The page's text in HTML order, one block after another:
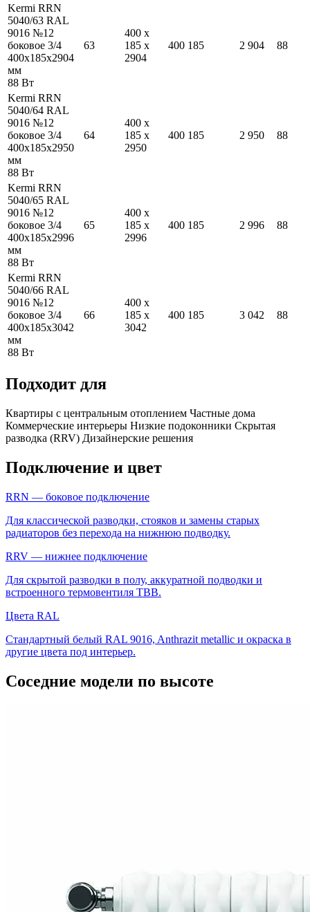
Kermi RRN
5040/63 RAL
9016 №12
боковое 3/4
400x185x2904
мм
88 Вт
63
400 x
185 x
2904
400 185 2 904 88
Kermi RRN
5040/64 RAL
9016 №12
боковое 3/4
400x185x2950
мм
88 Вт
64
400 x
185 x
2950
400 185 2 950 88
Kermi RRN
5040/65 RAL
9016 №12
боковое 3/4
400x185x2996
мм
88 Вт
65
400 x
185 x
2996
400 185 2 996 88
Kermi RRN
5040/66 RAL
9016 №12
боковое 3/4
400x185x3042
мм
88 Вт
66
400 x
185 x
3042
400 185 3 042 88
Подходит для
Квартиры с центральным отоплением Частные дома
Коммерческие интерьеры Низкие подоконники Скрытая
разводка (RRV) Дизайнерские решения
Подключение и цвет
RRN — боковое подключение
Для классической разводки, стояков и замены старых
радиаторов без перехода на нижнюю подводку.
RRV — нижнее подключение
Для скрытой разводки в полу, аккуратной подводки и
встроенного термовентиля ТВВ.
Цвета RAL
Стандартный белый RAL 9016, Anthrazit metallic и окраска в
другие цвета под интерьер.
Соседние модели по высоте